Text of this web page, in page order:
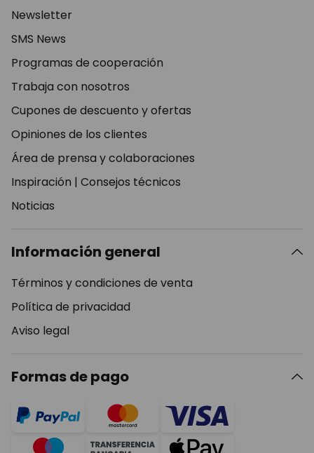
Newsletter
SMS News
Programas de cooperación
Trabaja con nosotros
Cupones de descuento y ofertas
Opiniones de los clientes
Área de prensa y colaboraciones
Inspiración | Consejos técnicos
Noticias
Información general
Términos y condiciones de venta
Política de privacidad
Aviso legal
Formas de pago